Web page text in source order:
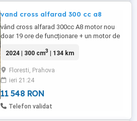
vand cross alfarad 300 cc a8
vând cross alfarad 300cc A8 motor nou
doar 19 ore de funcționare + un motor de
2200 de euro ușor negociabil. nr telefon .
2024 | 300 cm3 | 134 km
Floresti, Prahova
ieri 21:24
11 548 RON
Telefon validat